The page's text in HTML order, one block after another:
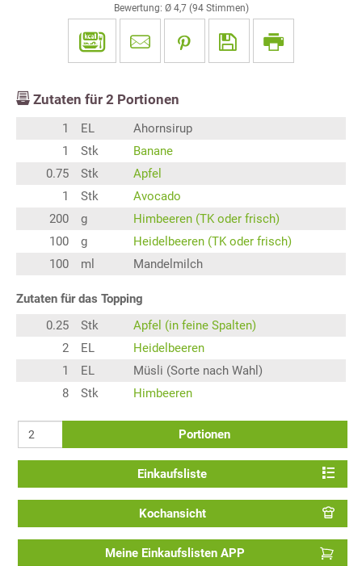
Bewertung: Ø 4,7(94Stimmen)
Zutaten für 2 Portionen
1 EL
Ahornsirup
1
Stk
Banane
0.75
Stk
Apfel
1
Stk
Avocado
200
g
Himbeeren (TK oder frisch)
100
g
Heidelbeeren (TK oder frisch)
100
ml Mandelmilch
Zutaten für das Topping
0.25
Stk
Apfel (in feine Spalten)
2
EL
Heidelbeeren
1
EL
Müsli (Sorte nach Wahl)
8
Stk Himbeeren
Portionen
Einkaufsliste
Kochansicht
Meine Einkaufslisten APP